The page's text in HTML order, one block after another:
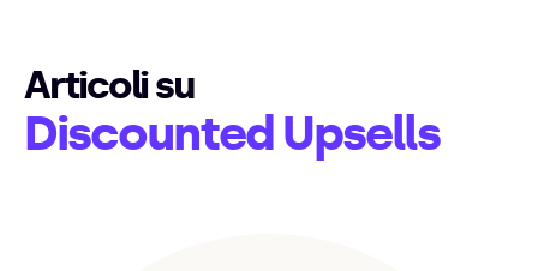
Articoli su
Discounted Upsells